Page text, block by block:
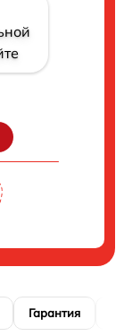
Гарантия